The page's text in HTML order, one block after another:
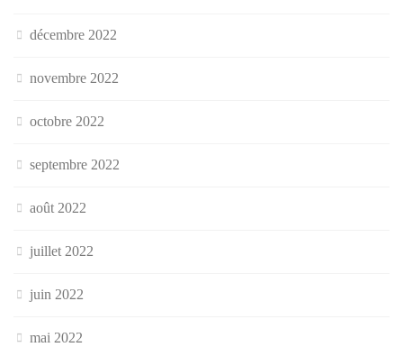
décembre 2022
novembre 2022
octobre 2022
septembre 2022
août 2022
juillet 2022
juin 2022
mai 2022